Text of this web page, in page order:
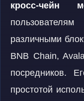
кросс-чейн
различными
BNB Chain,
посредников.
простотой